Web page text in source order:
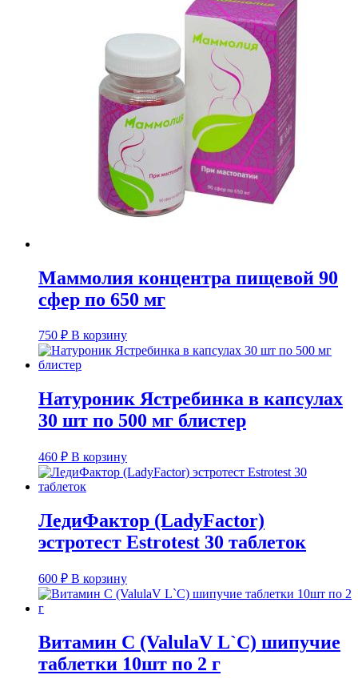
Маммолия концентра пищевой 90
сфер по 650 мг
750 ₽ В корзину
Натуроник Ястребинка в капсулах
30 шт по 500 мг блистер
460 ₽ В корзину
ЛедиФактор (LadyFactor)
эстротест Estrotest 30 таблеток
600 ₽ В корзину
Витамин С (ValulaV L`С) шипучие
таблетки 10шт по 2 г